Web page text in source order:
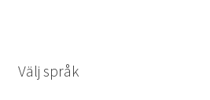
invänta
tomte
Välj språk